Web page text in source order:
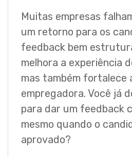
Muitas empresas
um retorno para os
feedback bem
melhora a experiência
mas também fortalece
empregadora. Você já
para dar um feedback
mesmo quando o
aprovado?